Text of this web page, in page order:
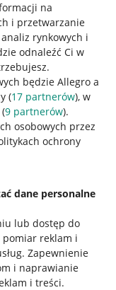
na
i przetwarzanie
rynkowych i
odnaleźć Ci w
będzie Allegro a
(17 partnerów), w
9 partnerów).
osobowych przez
ochrony
dane personalne
lub dostęp do
pomiar reklam i
. Zapewnienie
i naprawianie
i treści.